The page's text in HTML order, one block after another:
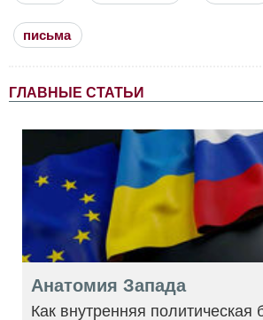
письма
ГЛАВНЫЕ СТАТЬИ
Анатомия Запада
Как внутренняя